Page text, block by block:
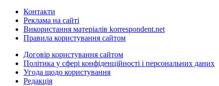
Контакти
Реклама на сайті
Використання матеріалів korrespondent.net
Правила користування сайтом
Договір користування сайтом
Політика у сфері конфіденційності і персональних даних
Угода щодо користування
Редакція